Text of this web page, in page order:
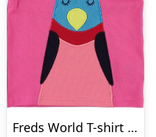
Freds World T-shirt – Pink m. Fugl